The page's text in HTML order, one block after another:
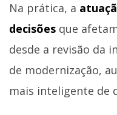
Na prática, a
decisões que
desde a revisão da
de modernização,
mais inteligente de